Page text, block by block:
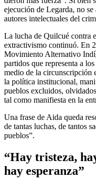
ejecución de Legarda, no
autores intelectuales del
La lucha de Quilcué contra
extractivismo continuó. En
Movimiento Alternativo
partidos que representa a
medio de la circunscripción
la política institucional,
pueblos excluidos,
tal como manifiesta en la
Una frase de Aida queda
de tantas luchas, de tantos
pueblos”.
“Hay tristeza,
hay esperanza”